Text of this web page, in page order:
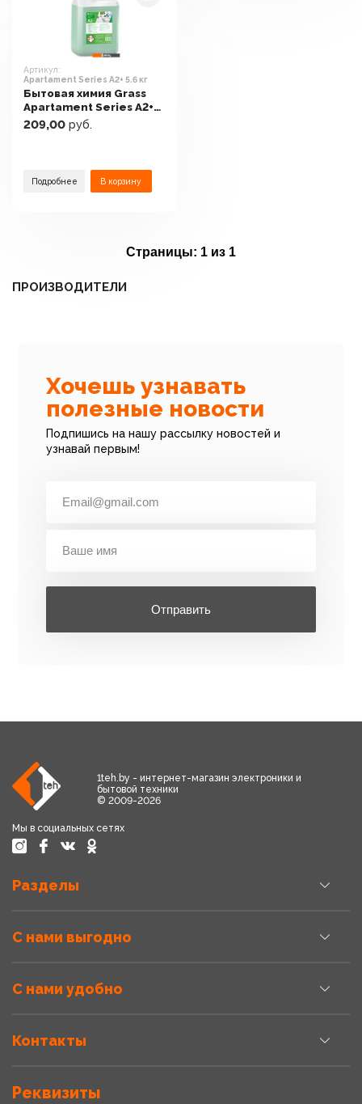
Артикул:
Apartament Series А2+ 5.6 кг
Бытовая химия Grass
Apartament Series А2+
5.6 кг
209,00 руб.
Подробнее В корзину
Страницы: 1 из 1
ПРОИЗВОДИТЕЛИ
Хочешь узнавать
полезные новости
Подпишись на нашу рассылку новостей и
узнавай первым!
Отправить
1teh.by - интернет-магазин электроники и
бытовой техники
© 2009-2026
Мы в социальных сетях
Разделы
С нами выгодно
С нами удобно
Контакты
Реквизиты